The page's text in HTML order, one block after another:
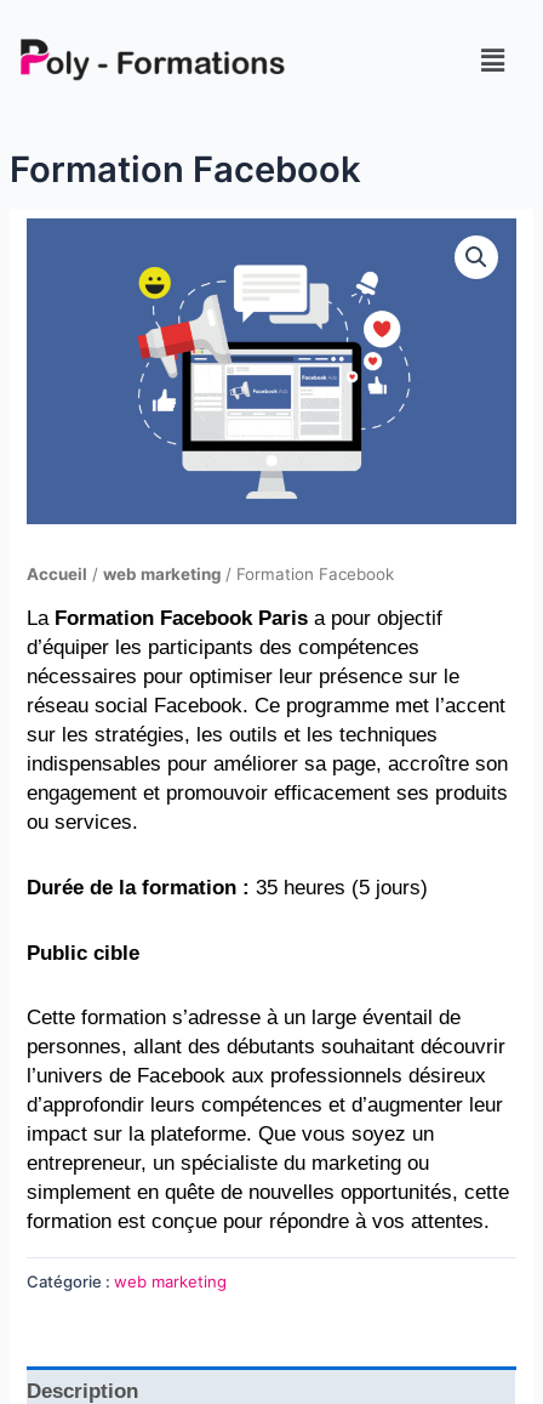
contenu
Menu
Formation Facebook
Accueil /web marketing / Formation Facebook
La Formation Facebook Paris a pour objectif
d’équiper les participants des compétences
nécessaires pour optimiser leur présence sur le
réseau social Facebook. Ce programme met l’accent
sur les stratégies, les outils et les techniques
indispensables pour améliorer sa page, accroître son
engagement et promouvoir efficacement ses produits
ou services.
Durée de la formation : 35 heures (5 jours)
Public cible
Cette formation s’adresse à un large éventail de
personnes, allant des débutants souhaitant découvrir
l’univers de Facebook aux professionnels désireux
d’approfondir leurs compétences et d’augmenter leur
impact sur la plateforme. Que vous soyez un
entrepreneur, un spécialiste du marketing ou
simplement en quête de nouvelles opportunités, cette
formation est conçue pour répondre à vos attentes.
Catégorie :web marketing
Description